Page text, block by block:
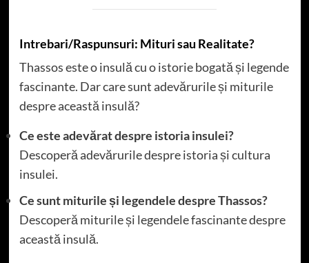
Intrebari/Raspunsuri: Mituri sau Realitate?
Thassos este o insulă cu o istorie bogată și legende
fascinante. Dar care sunt adevărurile și miturile
despre această insulă?
Ce este adevărat despre istoria insulei?
Descoperă adevărurile despre istoria și cultura
insulei.
Ce sunt miturile și legendele despre Thassos?
Descoperă miturile și legendele fascinante despre
această insulă.